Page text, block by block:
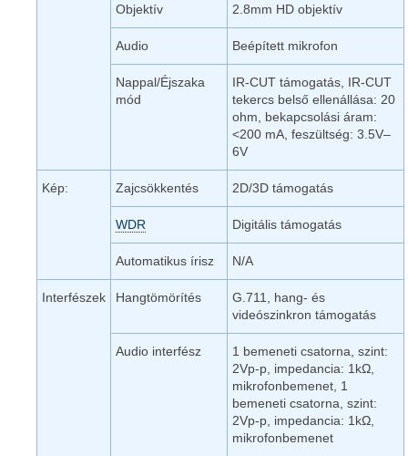
Objektív 2.8mm HD objektív
Audio Beépített mikrofon
Nappal/Éjszaka
mód
IR-CUT támogatás, IR-CUT
tekercs belső ellenállása: 20
ohm, bekapcsolási áram:
<200 mA, feszültség: 3.5V–
6V
Kép: Zajcsökkentés 2D/3D támogatás
WDR Digitális támogatás
Automatikus írisz N/A
Interfészek Hangtömörítés
G.711, hang- és
videószinkron támogatás
Audio interfész
1 bemeneti csatorna, szint:
2Vp-p, impedancia: 1kΩ,
mikrofonbemenet, 1
bemeneti csatorna, szint:
2Vp-p, impedancia: 1kΩ,
mikrofonbemenet